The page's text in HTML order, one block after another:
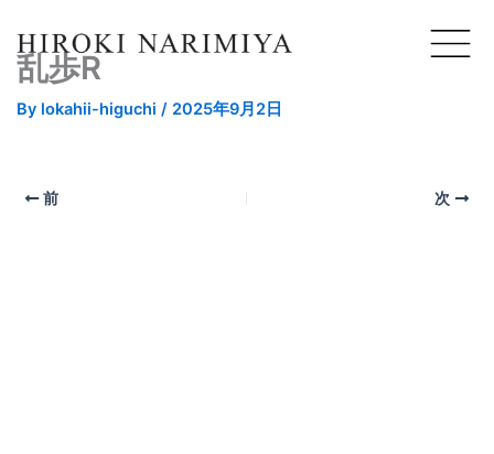
乱歩R
By lokahii-higuchi / 2025年9月2日
前 次